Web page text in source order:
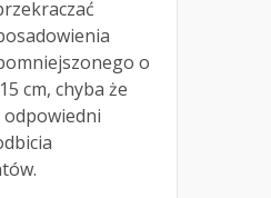
o
cm, chyba że
odpowiedni